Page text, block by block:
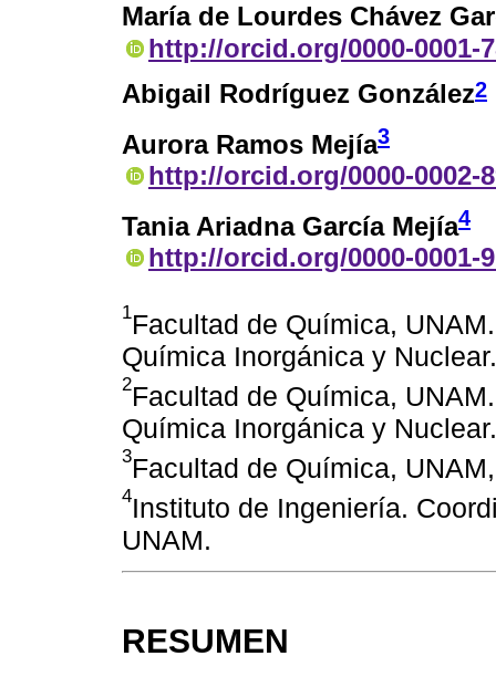
María de Lourdes Chávez
http://orcid.org/0000-0001-
Abigail Rodríguez González2
Aurora Ramos Mejía3
http://orcid.org/0000-0002-
Tania Ariadna García Mejía4
http://orcid.org/0000-0001-
1Facultad de Química,
Química Inorgánica y
2Facultad de Química,
Química Inorgánica y
3Facultad de Química,
4Instituto de Ingeniería.
UNAM.
RESUMEN